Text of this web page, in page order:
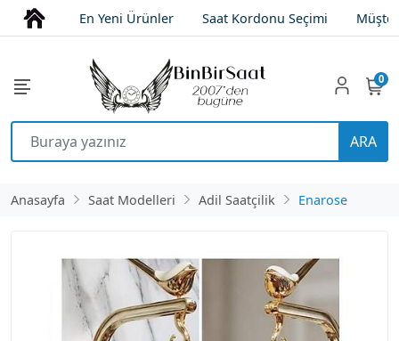
En Yeni Ürünler Saat Kordonu Seçimi
ARA
0
Anasayfa Saat Modelleri Adil Saatçilik Enarose